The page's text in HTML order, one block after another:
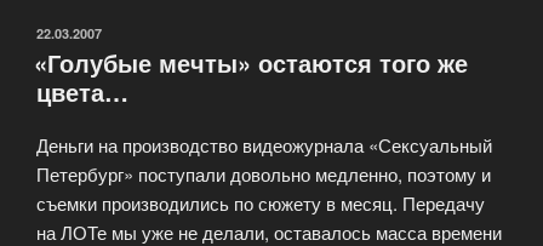
ОПУБЛИКОВАНО
22.03.2007
«Голубые мечты» остаются того же
цвета…
Деньги на производство видеожурнала «Сексуальный
Петербург» поступали довольно медленно, поэтому и
съемки производились по сюжету в месяц. Передачу
на ЛОТе мы уже не делали, оставалось масса времени